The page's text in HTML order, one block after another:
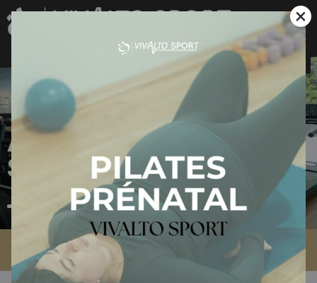
Actualités Vivalto
Sport
Accueil» Actualités Vivalto Sport
×